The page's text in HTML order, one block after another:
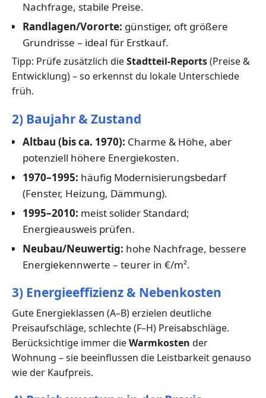
Nachfrage, stabile Preise.
Randlagen/Vororte: günstiger, oft größere
Grundrisse – ideal für Erstkauf.
Tipp: Prüfe zusätzlich dieStadtteil-Reports(Preise &
Entwicklung) – so erkennst du lokale Unterschiede
früh.
2) Baujahr & Zustand
Altbau (bis ca. 1970): Charme & Höhe, aber
potenziell höhere Energiekosten.
1970–1995: häufig Modernisierungsbedarf
(Fenster, Heizung, Dämmung).
1995–2010: meist solider Standard;
Energieausweis prüfen.
Neubau/Neuwertig: hohe Nachfrage, bessere
Energiekennwerte – teurer in €/m².
3) Energieeffizienz & Nebenkosten
Gute Energieklassen (A–B) erzielen deutliche
Preisaufschläge, schlechte (F–H) Preisabschläge.
Berücksichtige immer dieWarmkosten der
Wohnung – sie beeinflussen die Leistbarkeit genauso
wie der Kaufpreis.